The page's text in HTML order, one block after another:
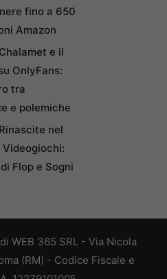
fino a 650
Amazon
e il
OnlyFans:
tra
e polemiche
nel
Videogiochi:
Flop e Sogni
WEB 365 SRL - Via Nicola
(RM) - Codice Fiscale e